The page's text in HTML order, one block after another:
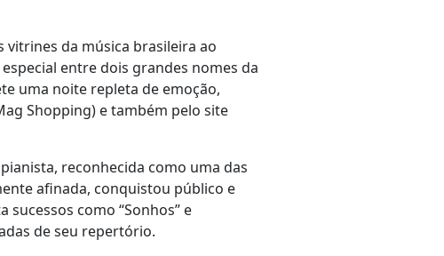
da música brasileira ao
entre dois grandes nomes da
uma noite repleta de emoção,
Shopping) e também pelo site
reconhecida como uma das
afinada, conquistou público e
como “Sonhos” e
de seu repertório.